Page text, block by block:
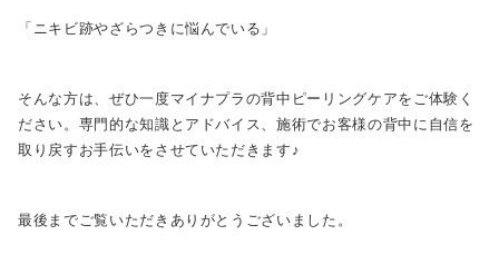
「ニキビ跡やざらつきに悩んでいる」
そんな方は、ぜひ一度マイナプラの背中ピーリングケアをご体験く
ださい。専門的な知識とアドバイス、施術でお客様の背中に自信を
取り戻すお手伝いをさせていただきます♪
最後までご覧いただきありがとうございました。